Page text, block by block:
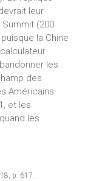
leur
(200
la Chine
les
des
Américains
et les
les
p. 617.